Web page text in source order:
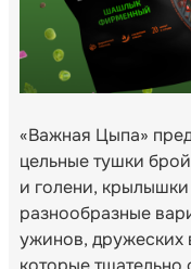
«Важная Цыпа»
цельные тушки
и голени,
разнообразные
ужинов, дружеских